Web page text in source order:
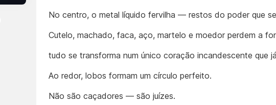
No centro, o metal líquido fervilha — restos do poder que
Cutelo, machado, faca, aço, martelo e moedor perdem a
tudo se transforma num único coração incandescente que
Ao redor, lobos formam um círculo perfeito.
Não são caçadores — são juízes.